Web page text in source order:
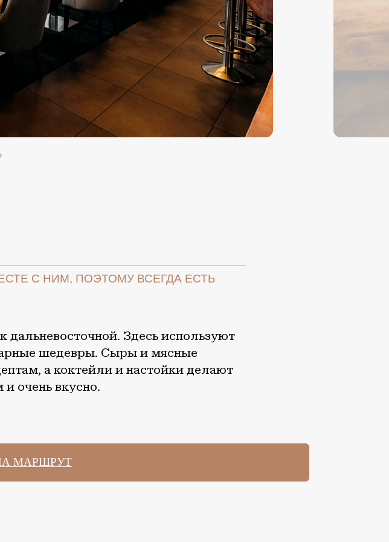
НИМ, ПОЭТОМУ ВСЕГДА ЕСТЬ
Здесь используют
шедевры. Сыры и мясные
а коктейли и настойки делают
вкусно.